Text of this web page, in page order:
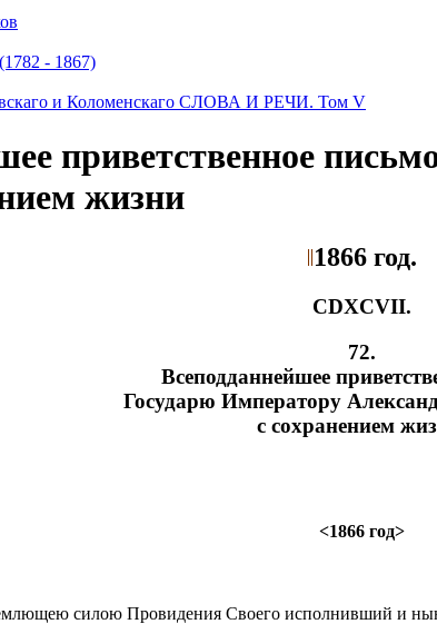
- 1867)
и Коломенскаго СЛОВА И РЕЧИ. Том V
приветственное
жизни
1866 год.
CDXCVII.
72.
Всеподданнейшее
Государю Императору
с сохранением
<1866 год>
силою Провидения Своего исполнивший и